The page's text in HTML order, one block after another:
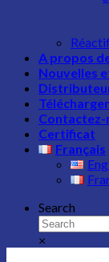
Réactif
A propos
Nouvelles
Contactez-
Certificat
Français
Search
×